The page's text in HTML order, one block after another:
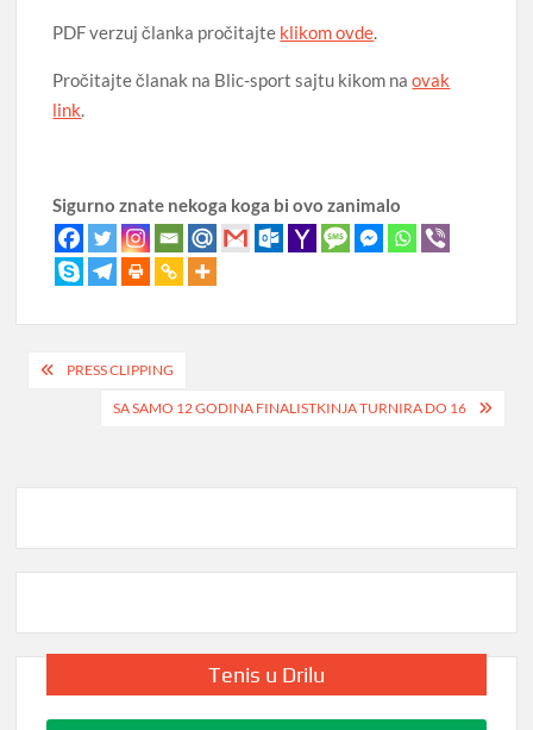
PDF verzuj članka pročitajte klikom ovde.
Pročitajte članak na Blic-sport sajtu kikom naovak
link.
Sigurno znate nekoga koga bi ovo zanimalo
Post
navigation
PRESS CLIPPING
SA SAMO 12 GODINA FINALISTKINJA TURNIRA DO 16
Tenis u Drilu